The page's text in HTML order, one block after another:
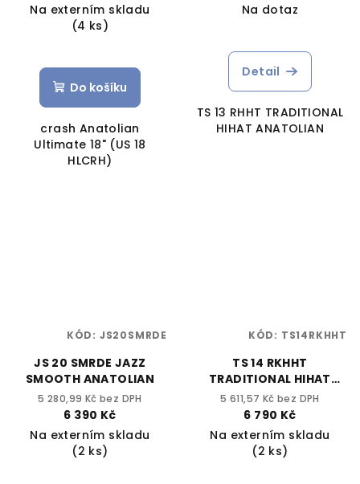
Na externím skladu
(4 ks)
Do košíku
crash Anatolian
Ultimate 18" (US 18
HLCRH)
Na dotaz
Detail
TS 13 RHHT TRADITIONAL
HIHAT ANATOLIAN
JS 20 SMRDE JAZZ
SMOOTH ANATOLIAN
5 280,99 Kč bez DPH
6 390 Kč
Na externím skladu
(2 ks)
KÓD: JS20SMRDE
TS 14 RKHHT
TRADITIONAL HIHAT
ANATOLIAN
5 611,57 Kč bez DPH
6 790 Kč
Na externím skladu
(2 ks)
KÓD: TS14RKHHT